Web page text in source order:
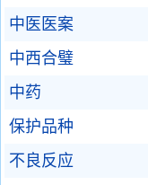
中医医案
中西合璧
中药
保护品种
不良反应